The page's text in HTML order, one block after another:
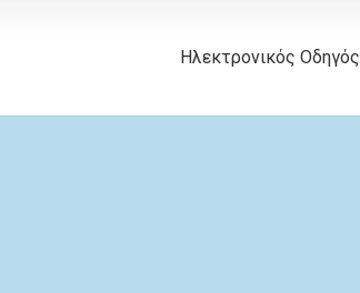
Ηλεκτρονικός Οδηγός